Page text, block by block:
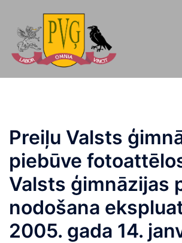
saturu
Preiļu Valsts
piebūve
Valsts ģimnāzijas
nodošana
2005. gada 14.